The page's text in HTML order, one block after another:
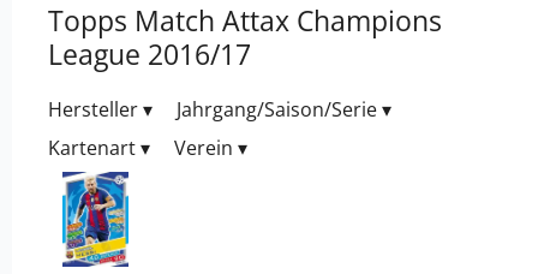
Topps Match Attax Champions
League 2016/17
Hersteller▾ Jahrgang/Saison/Serie▾
Kartenart▾ Verein ▾